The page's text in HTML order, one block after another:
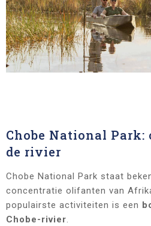
Chobe National
de rivier
Chobe National Park staat
concentratie olifanten van
populairste activiteiten is een
Chobe-rivier.